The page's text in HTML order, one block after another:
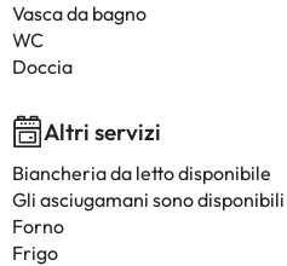
Vasca da bagno
WC
Doccia
Altri servizi
Biancheria da letto disponibile
Gli asciugamani sono disponibili
Forno
Frigo